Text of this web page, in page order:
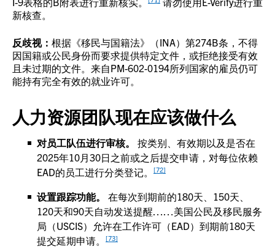
新核查。
反歧视： 根据《移民与国籍法》（INA）第274B条，不得
因国籍或公民身份而要求提供特定文件，或拒绝接受有效
且未过期的文件。来自PM-602-0194所列国家的雇员仍可
能持有完全有效的就业许可。
人力资源团队现在应该做什么
对员工队伍进行审核。
按类别、有效期以及是否在
2025年10月30日之前或之后提交申请，对每位依赖
EAD的员工进行分类登记。
[72]
设置跟踪功能。
在每次到期前的180天、150天、
120天和90天自动发送提醒……美国公民及移民服务
局（USCIS）允许在工作许可（EAD）到期前180天
提交延期申请。
[73]